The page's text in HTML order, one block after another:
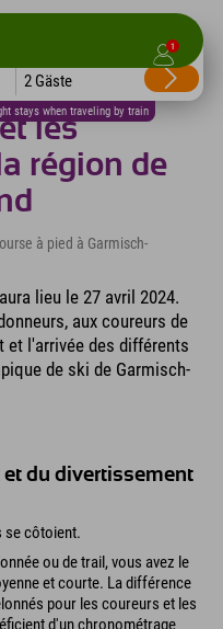
1
stays when traveling by train
2 Gäste
les
les
région de
à pied à Garmisch-
lieu le 27 avril 2024.
aux coureurs de
l'arrivée des différents
de ski de Garmisch-
du divertissement
se côtoient.
ou de trail, vous avez le
et courte. La différence
pour les coureurs et les
d'un chronométrage